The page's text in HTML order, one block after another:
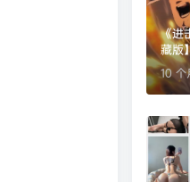
《进
藏版
【内
10 个